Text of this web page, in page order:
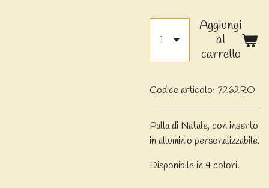
Aggiungi
al
carrello
Codice articolo: 7262RO
Palla di Natale, con inserto
in alluminio personalizzabile.
Disponibile in 4 colori.